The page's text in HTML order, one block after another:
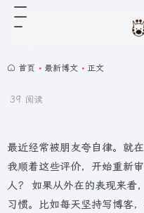
首页 • 最新博文 • 正文
39 阅读
最近经常被朋友夸自律。就
我顺着这些评价，开始重新
人？ 如果从外在的表现来看
习惯。比如每天坚持写博客